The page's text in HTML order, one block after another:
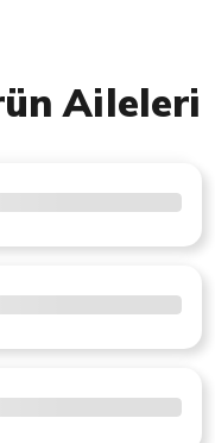
Aileleri